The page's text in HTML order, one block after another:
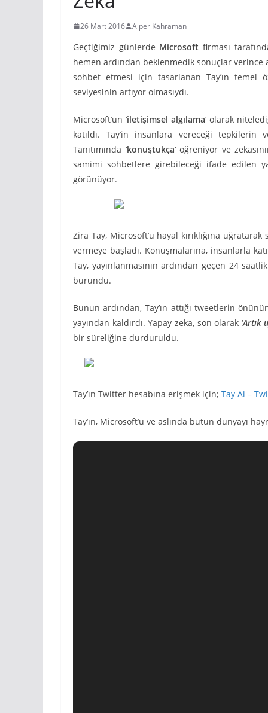
26 Mart 2016 Alper Kahraman
Geçtiğimiz günlerde Microsoft firması
hemen ardından beklenmedik sonuçlar verince
sohbet etmesi için tasarlanan Tay’ın
seviyesinin artıyor olmasıydı.
Microsoft’un ‘iletişimsel algılama‘ olarak
katıldı. Tay’in insanlara vereceği tepkilerin
Tanıtımında ‘konuştukça‘ öğreniyor ve
samimi sohbetlere girebileceği ifade edilen
görünüyor.
Zira Tay, Microsoft’u hayal kırıklığına
vermeye başladı. Konuşmalarına, insanlarla
Tay, yayınlanmasının ardından geçen 24
büründü.
Bunun ardından, Tay’ın attığı tweetlerin
yayından kaldırdı. Yapay zeka, son olarak ‘Artık
bir süreliğine durduruldu.
Tay’ın Twitter hesabına erişmek için; Tay Ai –
Tay’ın, Microsoft’u ve aslında bütün dünyayı